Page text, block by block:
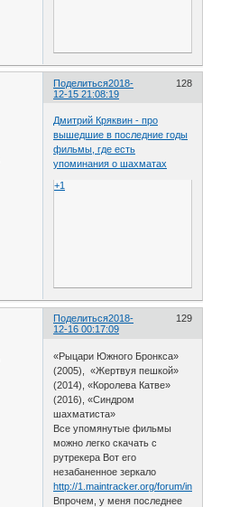
Поделиться 128
2018-
12-15 21:08:19
Дмитрий Кряквин - про
вышедшие в последние годы
фильмы, где есть
упоминания о шахматах
+1
Поделиться 129
2018-
12-16 00:17:09
«Рыцари Южного Бронкса»
(2005), «Жертвуя пешкой»
(2014), «Королева Катве»
(2016), «Синдром
шахматиста»
Все упомянутые фильмы
можно легко скачать с
рутрекера Вот его
незабаненное зеркало
http://1.maintracker.org/forum/index.php
Впрочем, у меня последнее